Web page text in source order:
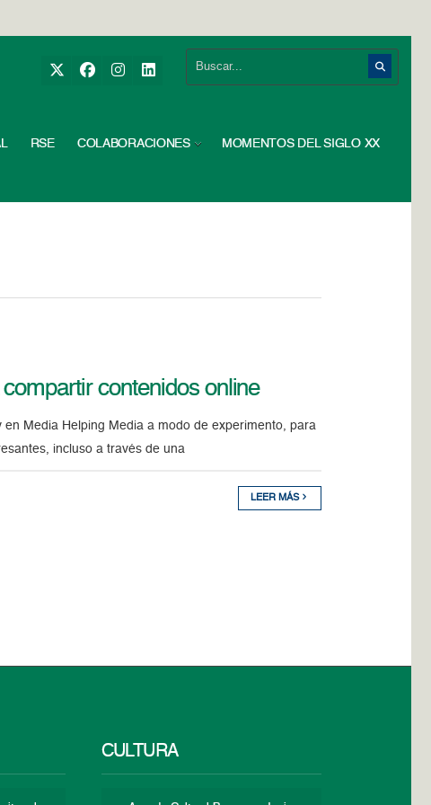
RSE COLABORACIONES MOMENTOS DEL SIGLO XX
contenidos online
Media Helping Media a modo de experimento, para
incluso a través de una
LEER MÁS
CULTURA